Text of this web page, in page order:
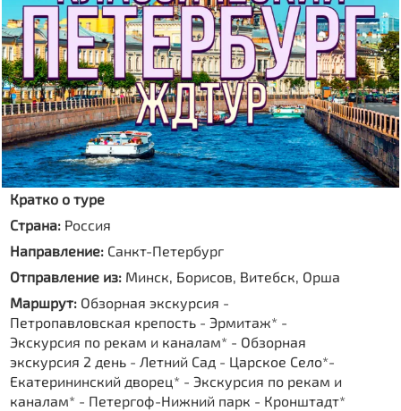
Кратко о туре
Страна: Россия
Направление: Санкт-Петербург
Отправление из: Минск, Борисов, Витебск, Орша
Маршрут: Обзорная экскурсия -
Петропавловская крепость - Эрмитаж* -
Экскурсия по рекам и каналам* - Обзорная
экскурсия 2 день - Летний Сад - Царское Село*-
Екатерининский дворец* - Экскурсия по рекам и
каналам* - Петергоф-Нижний парк - Кронштадт*